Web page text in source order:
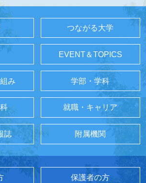
つながる大学
EVENT＆TOPICS
み 学部・学科
就職・キャリア
誌 附属機関
保護者の方